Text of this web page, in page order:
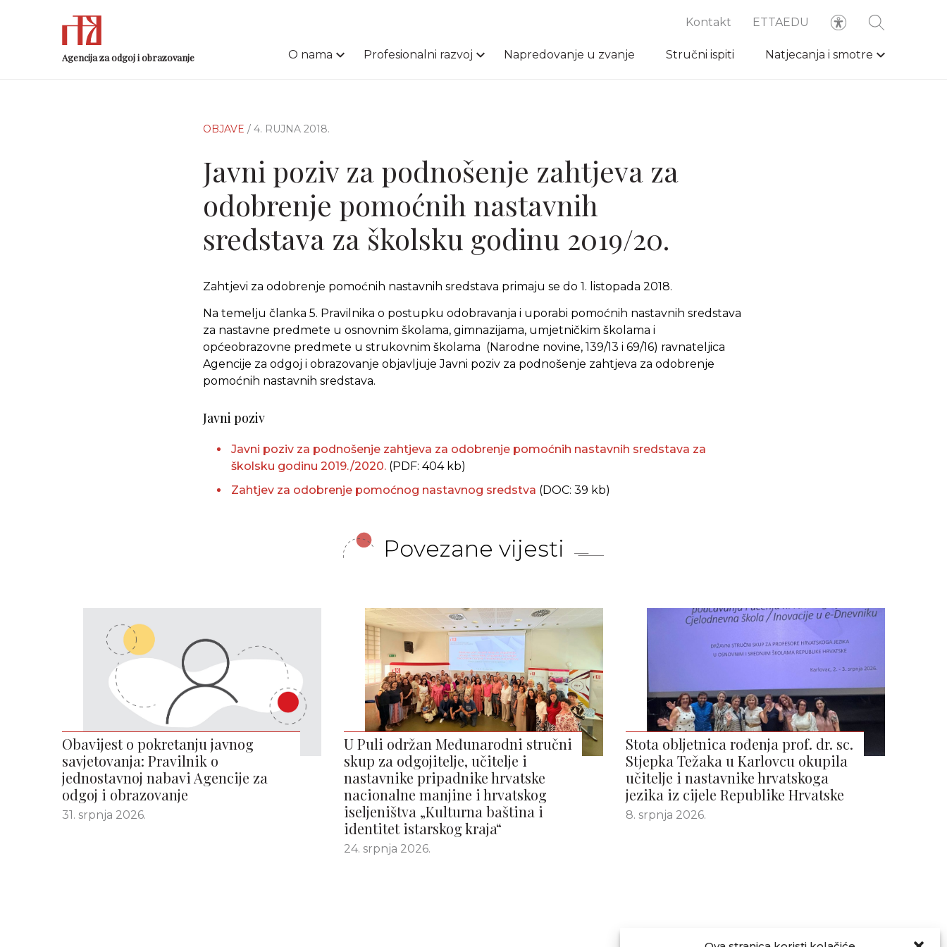
Agencija za odgoj i obrazovanje
Kontakt ETTAEDU
O nama Profesionalni razvoj Napredovanje u zvanje Stručni ispiti Natjecanja i smotre
OBJAVE / 4. RUJNA 2018.
Javni poziv za podnošenje zahtjeva za
odobrenje pomoćnih nastavnih
sredstava za školsku godinu 2019/20.
Zahtjevi za odobrenje pomoćnih nastavnih sredstava primaju se do 1. listopada 2018.
Na temelju članka 5. Pravilnika o postupku odobravanja i uporabi pomoćnih nastavnih sredstava
za nastavne predmete u osnovnim školama, gimnazijama, umjetničkim školama i
općeobrazovne predmete u strukovnim školama (Narodne novine, 139/13 i 69/16) ravnateljica
Agencije za odgoj i obrazovanje objavljuje Javni poziv za podnošenje zahtjeva za odobrenje
pomoćnih nastavnih sredstava.
Javni poziv
Javni poziv za podnošenje zahtjeva za odobrenje pomoćnih nastavnih sredstava za
školsku godinu 2019./2020. (PDF: 404 kb)
Zahtjev za odobrenje pomoćnog nastavnog sredstva (DOC: 39 kb)
Povezane vijesti
Obavijest o pokretanju javnog
savjetovanja: Pravilnik o
jednostavnoj nabavi Agencije za
odgoj i obrazovanje
31. srpnja 2026.
U Puli održan Međunarodni stručni
skup za odgojitelje, učitelje i
nastavnike pripadnike hrvatske
nacionalne manjine i hrvatskog
iseljeništva „Kulturna baština i
identitet istarskog kraja“
24. srpnja 2026.
Stota obljetnica rođenja prof. dr. sc.
Stjepka Težaka u Karlovcu okupila
učitelje i nastavnike hrvatskoga
jezika iz cijele Republike Hrvatske
8. srpnja 2026.